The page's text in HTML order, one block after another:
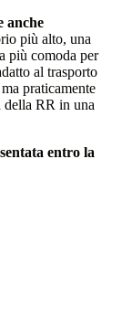
anche
più alto, una
più comoda per
al trasporto
praticamente
della RR in una
entro la